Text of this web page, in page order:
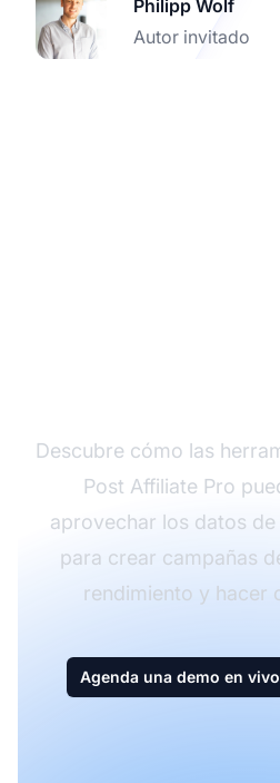
Philipp Wolf
Autor invitado
Descubre cómo las
Post Affiliate Pro
aprovechar los datos
para crear campañas
rendimiento y hacer
Agenda una demo en vivo